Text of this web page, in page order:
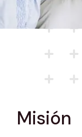
Misión